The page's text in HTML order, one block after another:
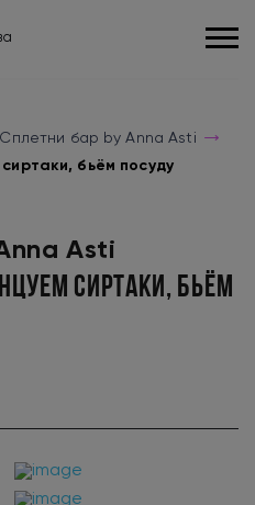
Сплетни бар by Anna Asti
бьём посуду
Asti
СИРТАКИ, БЬЁМ